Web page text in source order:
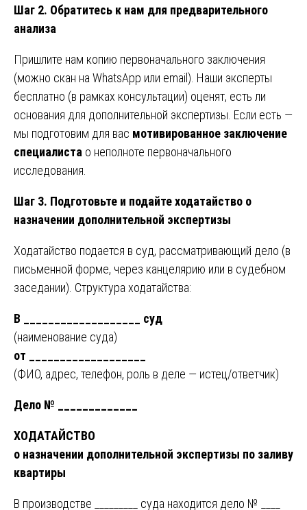
Шаг 2. Обратитесь к нам для предварительного
анализа
Пришлите нам копию первоначального заключения
(можно скан на WhatsApp или email). Наши эксперты
бесплатно (в рамках консультации) оценят, есть ли
основания для дополнительной экспертизы. Если есть —
мы подготовим для вас мотивированное заключение
специалиста о неполноте первоначального
исследования.
Шаг 3. Подготовьте и подайте ходатайство о
назначении дополнительной экспертизы
Ходатайство подается в суд, рассматривающий дело (в
письменной форме, через канцелярию или в судебном
заседании). Структура ходатайства:
В ___________________ суд
(наименование суда)
от ___________________
(ФИО, адрес, телефон, роль в деле — истец/ответчик)
Дело № _____________
ХОДАТАЙСТВО
о назначении дополнительной экспертизы по заливу
квартиры
В производстве _________ суда находится дело № ____